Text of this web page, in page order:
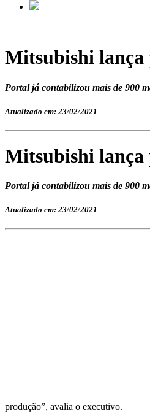
Mitsubishi lança
Portal já contabilizou mais de 900
Atualizado em: 23/02/2021
Mitsubishi lança
Portal já contabilizou mais de 900
Atualizado em: 23/02/2021
produção”, avalia o executivo.